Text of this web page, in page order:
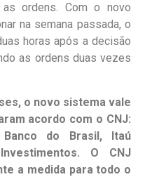
ordens. Com o novo
na semana passada, o
horas após a decisão
as ordens duas vezes
o novo sistema vale
acordo com o CNJ:
Banco do Brasil, Itaú
O CNJ
a medida para todo o